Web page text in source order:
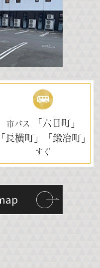
市バス
「六日町」
「長横町」「鍛冶町」
すぐ